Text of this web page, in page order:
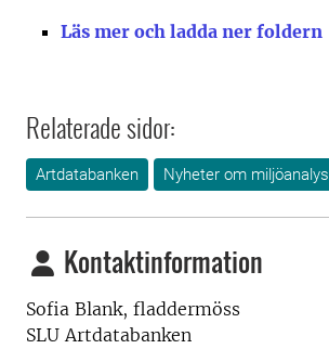
Läs mer och ladda ner foldern
Relaterade sidor:
Artdatabanken Nyheter om miljöanalys
Kontaktinformation
Sofia Blank, fladdermöss
SLU Artdatabanken